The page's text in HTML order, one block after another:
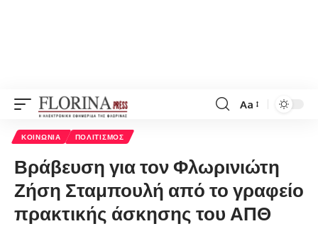
Font
Aa
ΚΟΙΝΩΝΊΑ ΠΟΛΙΤΙΣΜΌΣ
Βράβευση για τον Φλωρινιώτη
Ζήση Σταμπουλή από το γραφείο
πρακτικής άσκησης του ΑΠΘ